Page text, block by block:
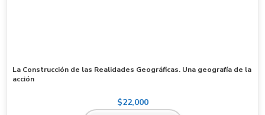
La Construcción de las Realidades Geográficas. Una geografía de la
acción
$22,000